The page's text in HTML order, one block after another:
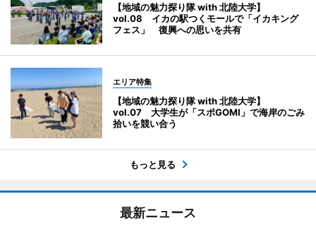
【地域の魅力探り隊 with 北陸大学】
vol.08 イカの駅つくモールで「イカキング
フェス」 復興への思いを共有
エリア特集
【地域の魅力探り隊 with 北陸大学】
vol.07 大学生が「スポGOMI」で海岸のごみ
拾いを競い合う
もっと見る
最新ニュース